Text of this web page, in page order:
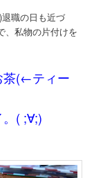
退職の日も近づ
、私物の片付けを
茶(←ティー
( ;∀;)